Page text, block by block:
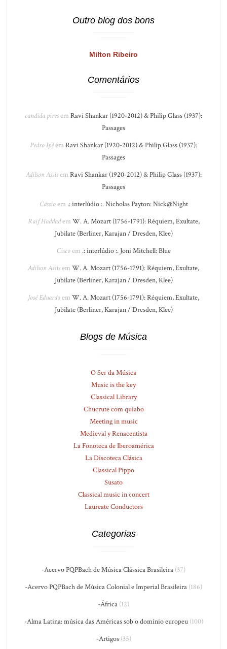
Outro blog dos bons
Milton Ribeiro
Comentários
candida piresem Ravi Shankar (1920-2012) & Philip Glass (1937):
Passages
Pedro Ipêem Ravi Shankar (1920-2012) & Philip Glass (1937):
Passages
Adilson Assisem Ravi Shankar (1920-2012) & Philip Glass (1937):
Passages
Cássioem .: interlúdio :. Nicholas Payton: Nick@Night
Raif Haddadem W. A. Mozart (1756-1791): Réquiem, Exultate,
Jubilate (Berliner, Karajan / Dresden, Klee)
Ciscoem .: interlúdio :. Joni Mitchell: Blue
Adilson Assisem W. A. Mozart (1756-1791): Réquiem, Exultate,
Jubilate (Berliner, Karajan / Dresden, Klee)
José Eduardoem W. A. Mozart (1756-1791): Réquiem, Exultate,
Jubilate (Berliner, Karajan / Dresden, Klee)
Blogs de Música
O Ser da Música
Music is the key
Classical Library
Chucrute com quiabo
Meeting in music
Medieval y Renacentista
La Fonoteca de Iberoamérica
La Discoteca Clásica
Classical Pippo
Susato
Classical music in concert
Laureate Conductors
Categorias
-Acervo PQPBach de Música Clássica Brasileira (37)
-Acervo PQPBach de Música Colonial e Imperial Brasileira (186)
-África (12)
-Alma Latina: música das Américas sob o domínio europeu(100)
-Artigos(35)